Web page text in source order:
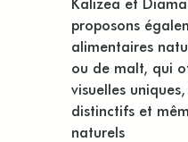
proposons
alimentaires
ou de malt, qui
visuelles
distinctifs et
naturels